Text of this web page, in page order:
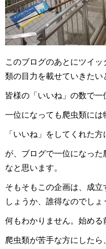
このブログのあとにツイ
類の目力を載せていきたい
皆様の「いいね」の数で一
一位になっても爬虫類には
「いいね」をしてくれた方
が、ブログで一位になっ
なと思います。
そもそもこの企画は、成
しょうか、誰得なのでしょ
何もわかりません。始める
爬虫類が苦手な方にした